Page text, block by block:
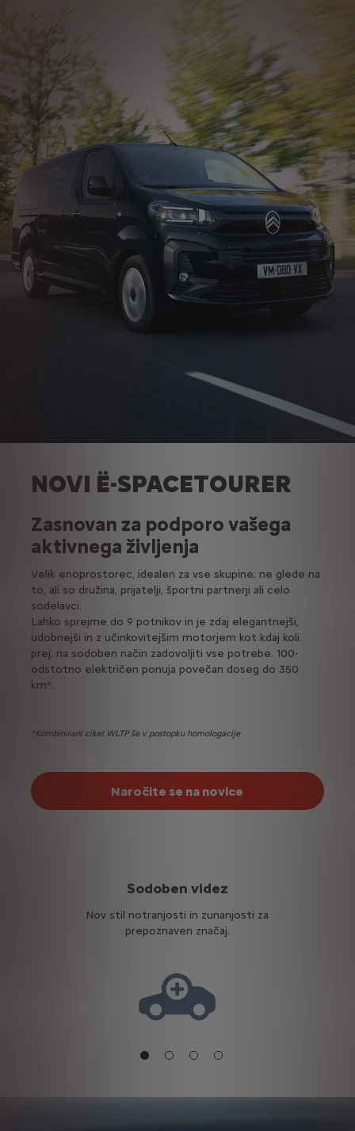
NOVI Ë-SPACETOURER
Zasnovan za podporo vašega
aktivnega življenja
Velik enoprostorec, idealen za vse skupine; ne glede na
to, ali so družina, prijatelji, športni partnerji ali celo
sodelavci.
Lahko sprejme do 9 potnikov in je zdaj elegantnejši,
udobnejši in z učinkovitejšim motorjem kot kdaj koli
prej; na sodoben način zadovoljiti vse potrebe. 100-
odstotno električen ponuja povečan doseg do 350
km*.
*Kombinirani cikel WLTP še v postopku homologacije
Naročite se na novice
Sodoben videz
Nov stil notranjosti in zunanjosti za
prepoznaven značaj.